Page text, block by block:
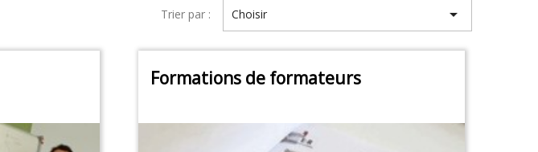
Trier par : Choisir 
Formations de formateurs